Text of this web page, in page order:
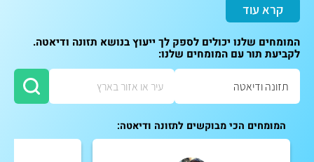
קרא עוד
המומחים שלנו יכולים לספק לך ייעוץ בנושא תזונה ודיאטה.
לקביעת תור עם המומחים שלנו:
המומחים הכי מבוקשים לתזונה ודיאטה: